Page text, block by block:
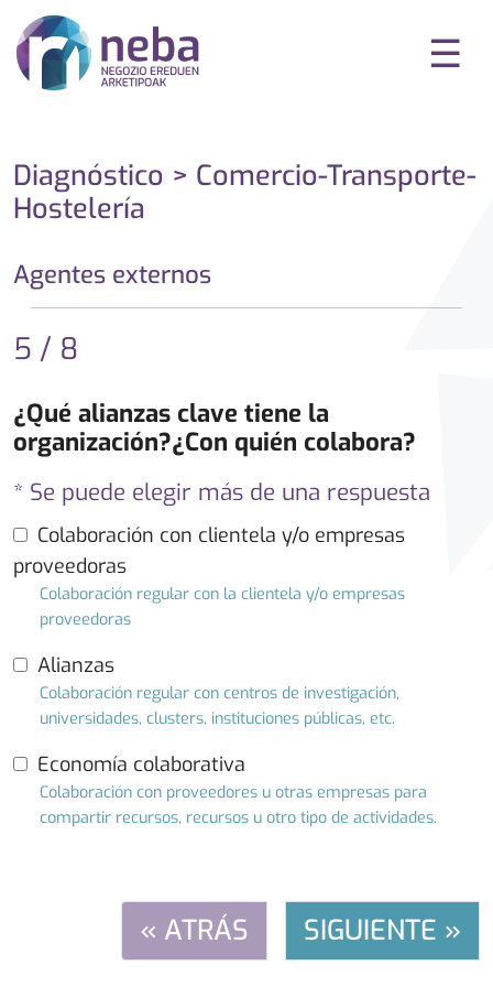
☰
Diagnóstico > Comercio-Transporte-
Hostelería
Agentes externos
5 / 8
¿Qué alianzas clave tiene la
organización?¿Con quién colabora?
* Se puede elegir más de una respuesta
Colaboración con clientela y/o empresas
proveedoras
Colaboración regular con la clientela y/o empresas
proveedoras
Alianzas
Colaboración regular con centros de investigación,
universidades, clusters, instituciones públicas, etc.
Economía colaborativa
Colaboración con proveedores u otras empresas para
compartir recursos, recursos u otro tipo de actividades.
« ATRÁS SIGUIENTE »